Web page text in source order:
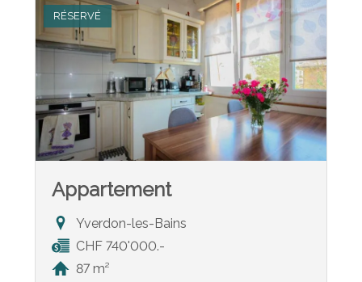
RÉSERVÉ
Appartement
Yverdon-les-Bains
CHF 740'000.-
87 m²